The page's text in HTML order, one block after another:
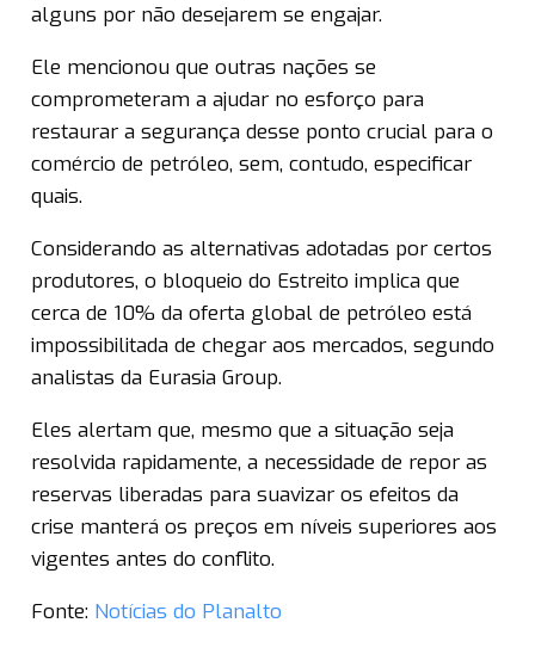
alguns por não desejarem se engajar.
Ele mencionou que outras nações se
comprometeram a ajudar no esforço para
restaurar a segurança desse ponto crucial para o
comércio de petróleo, sem, contudo, especificar
quais.
Considerando as alternativas adotadas por certos
produtores, o bloqueio do Estreito implica que
cerca de 10% da oferta global de petróleo está
impossibilitada de chegar aos mercados, segundo
analistas da Eurasia Group.
Eles alertam que, mesmo que a situação seja
resolvida rapidamente, a necessidade de repor as
reservas liberadas para suavizar os efeitos da
crise manterá os preços em níveis superiores aos
vigentes antes do conflito.
Fonte: Notícias do Planalto